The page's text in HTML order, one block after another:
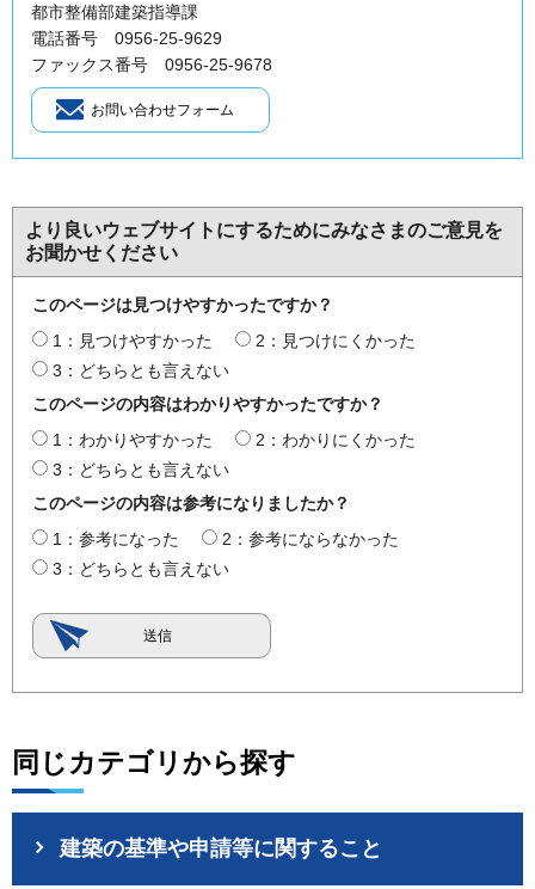
都市整備部建築指導課
電話番号 0956-25-9629
ファックス番号 0956-25-9678
より良いウェブサイトにするためにみなさまのご意見を
お聞かせください
このページは見つけやすかったですか？
1：見つけやすかった
2：見つけにくかった
3：どちらとも言えない
このページの内容はわかりやすかったですか？
1：わかりやすかった
2：わかりにくかった
3：どちらとも言えない
このページの内容は参考になりましたか？
1：参考になった
2：参考にならなかった
3：どちらとも言えない
同じカテゴリから探す
建築の基準や申請等に関すること